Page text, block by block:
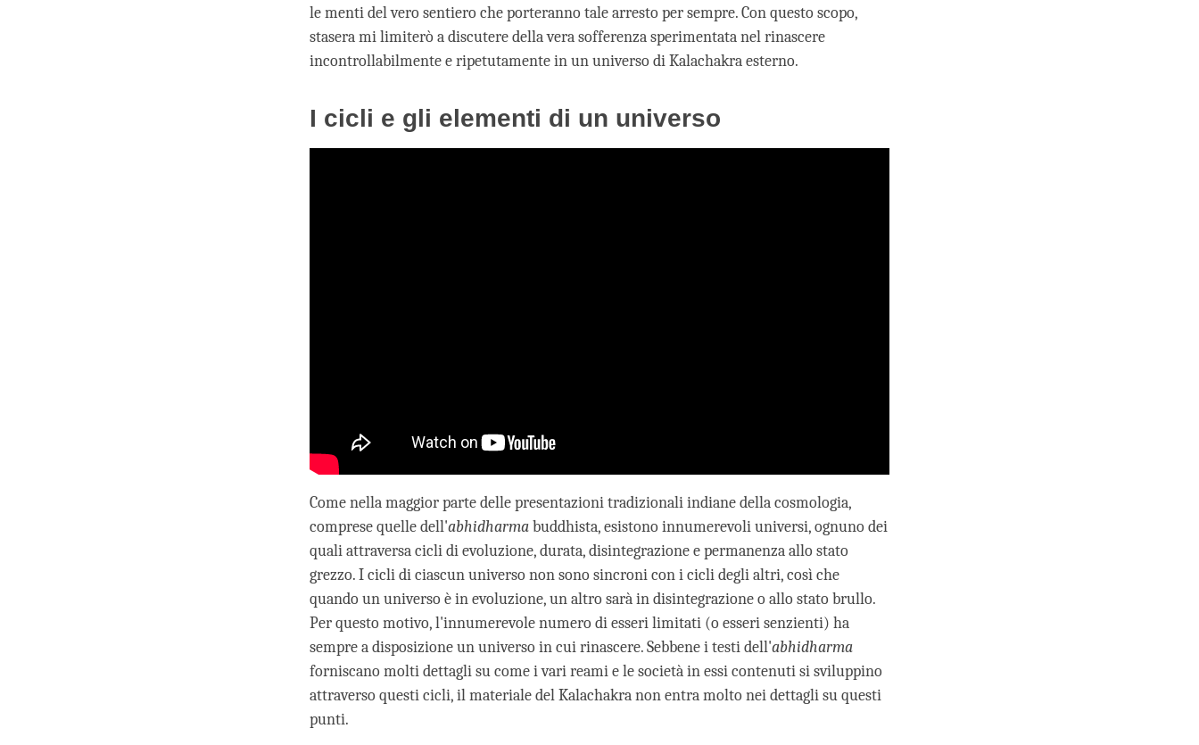
le menti del vero sentiero che porteranno tale arresto per sempre. Con questo scopo,
stasera mi limiterò a discutere della vera sofferenza sperimentata nel rinascere
incontrollabilmente e ripetutamente in un universo di Kalachakra esterno.
I cicli e gli elementi di un universo
Come nella maggior parte delle presentazioni tradizionali indiane della cosmologia,
comprese quelle dell'abhidharmabuddhista, esistono innumerevoli universi, ognuno dei
quali attraversa cicli di evoluzione, durata, disintegrazione e permanenza allo stato
grezzo. I cicli di ciascun universo non sono sincroni con i cicli degli altri, così che
quando un universo è in evoluzione, un altro sarà in disintegrazione o allo stato brullo.
Per questo motivo, l'innumerevole numero di esseri limitati (o esseri senzienti) ha
sempre a disposizione un universo in cui rinascere. Sebbene i testi dell'abhidharma
forniscano molti dettagli su come i vari reami e le società in essi contenuti si sviluppino
attraverso questi cicli, il materiale del Kalachakra non entra molto nei dettagli su questi
punti.